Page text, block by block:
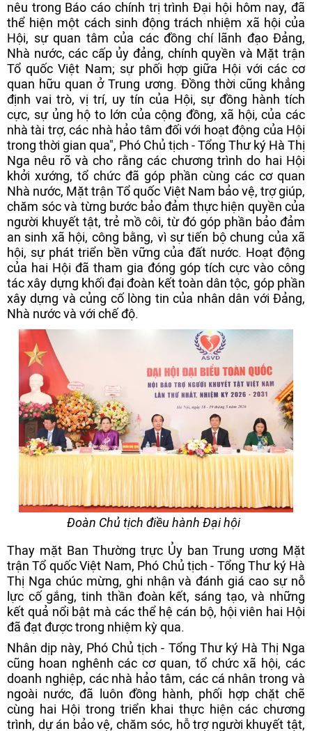
nêu trong Báo cáo chính trị trình Đại hội hôm nay, đã
thể hiện một cách sinh động trách nhiệm xã hội của
Hội, sự quan tâm của các đồng chí lãnh đạo Đảng,
Nhà nước, các cấp ủy đảng, chính quyền và Mặt trận
Tổ quốc Việt Nam; sự phối hợp giữa Hội với các cơ
quan hữu quan ở Trung ương. Đồng thời cũng khẳng
định vai trò, vị trí, uy tín của Hội, sự đồng hành tích
cực, sự ủng hộ to lớn của cộng đồng, xã hội, của các
nhà tài trợ, các nhà hảo tâm đối với hoạt động của Hội
trong thời gian qua", Phó Chủ tịch - Tổng Thư ký Hà Thị
Nga nêu rõ và cho rằng các chương trình do hai Hội
khởi xướng, tổ chức đã góp phần cùng các cơ quan
Nhà nước, Mặt trận Tổ quốc Việt Nam bảo vệ, trợ giúp,
chăm sóc và từng bước bảo đảm thực hiện quyền của
người khuyết tật, trẻ mồ côi, từ đó góp phần bảo đảm
an sinh xã hội, công bằng, vì sự tiến bộ chung của xã
hội, sự phát triển bền vững của đất nước. Hoạt động
của hai Hội đã tham gia đóng góp tích cực vào công
tác xây dựng khối đại đoàn kết toàn dân tộc, góp phần
xây dựng và củng cố lòng tin của nhân dân với Đảng,
Nhà nước và với chế độ.
Đoàn Chủ tịch điều hành Đại hội
Thay mặt Ban Thường trực Ủy ban Trung ương Mặt
trận Tổ quốc Việt Nam, Phó Chủ tịch - Tổng Thư ký Hà
Thị Nga chúc mừng, ghi nhận và đánh giá cao sự nỗ
lực cố gắng, tinh thần đoàn kết, sáng tạo, và những
kết quả nổi bật mà các thể hệ cán bộ, hội viên hai Hội
đã đạt được trong nhiệm kỳ qua.
Nhân dịp này, Phó Chủ tịch - Tổng Thư ký Hà Thị Nga
cũng hoan nghênh các cơ quan, tổ chức xã hội, các
doanh nghiệp, các nhà hảo tâm, các cá nhân trong và
ngoài nước, đã luôn đồng hành, phối hợp chặt chẽ
cùng hai Hội trong triển khai thực hiện các chương
trình, dự án bảo vệ, chăm sóc, hỗ trợ người khuyết tật,